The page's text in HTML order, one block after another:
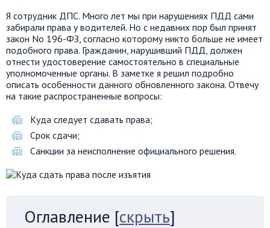
Я сотрудник ДПС. Много лет мы при нарушениях ПДД сами
забирали права у водителей. Но с недавних пор был принят
закон No 196-ФЗ, согласно которому никто больше не имеет
подобного права. Гражданин, нарушивший ПДД, должен
отнести удостоверение самостоятельно в специальные
уполномоченные органы. В заметке я решил подробно
описать особенности данного обновленного закона. Отвечу
на такие распространенные вопросы:
Куда следует сдавать права;
Срок сдачи;
Санкции за неисполнение официального решения.
Оглавление [скрыть]